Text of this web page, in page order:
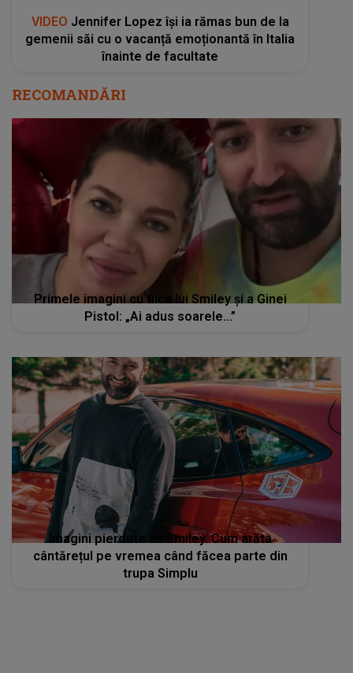
VIDEO Jennifer Lopez își ia rămas bun de la
gemenii săi cu o vacanță emoționantă în Italia
înainte de facultate
RECOMANDĂRI
Primele imagini cu fiica lui Smiley și a Ginei
Pistol: „Ai adus soarele...”
Imagini pierdute cu Smiley. Cum arăta
cântărețul pe vremea când făcea parte din
trupa Simplu